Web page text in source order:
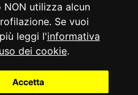
NON utilizza alcun
Se vuoi
leggi l'informativa
dei cookie.
Accetta
|glossario
|feedback